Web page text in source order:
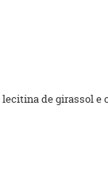
de girassol e